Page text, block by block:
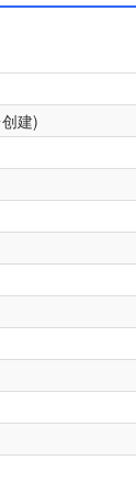
建)